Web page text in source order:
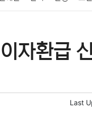
팅 부동산 외국어
자환급
Last